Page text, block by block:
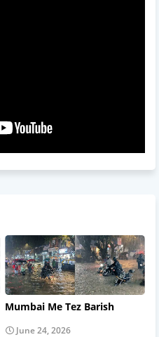
Mumbai Me Tez Barish
June 24, 2026